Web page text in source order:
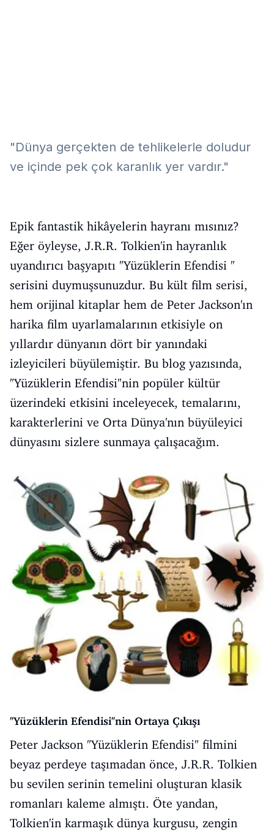
"Dünya gerçekten de tehlikelerle doludur
ve içinde pek çok karanlık yer vardır."
Epik fantastik hikâyelerin hayranı mısınız?
Eğer öyleyse, J.R.R. Tolkien'in hayranlık
uyandırıcı başyapıtı "Yüzüklerin Efendisi "
serisini duymuşsunuzdur. Bu kült film serisi,
hem orijinal kitaplar hem de Peter Jackson'ın
harika film uyarlamalarının etkisiyle on
yıllardır dünyanın dört bir yanındaki
izleyicileri büyülemiştir. Bu blog yazısında,
"Yüzüklerin Efendisi"nin popüler kültür
üzerindeki etkisini inceleyecek, temalarını,
karakterlerini ve Orta Dünya'nın büyüleyici
dünyasını sizlere sunmaya çalışacağım.
"Yüzüklerin Efendisi"nin Ortaya Çıkışı
Peter Jackson "Yüzüklerin Efendisi" filmini
beyaz perdeye taşımadan önce, J.R.R. Tolkien
bu sevilen serinin temelini oluşturan klasik
romanları kaleme almıştı. Öte yandan,
Tolkien'in karmaşık dünya kurgusu, zengin